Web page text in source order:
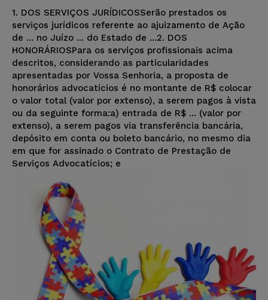
1. DOS SERVIÇOS JURÍDICOSSerão prestados os
serviços jurídicos referente ao ajuizamento de Ação
de ... no Juízo ... do Estado de ...2. DOS
HONORÁRIOSPara os serviços profissionais acima
descritos, considerando as particularidades
apresentadas por Vossa Senhoria, a proposta de
honorários advocatícios é no montante de R$ colocar
o valor total (valor por extenso), a serem pagos à vista
ou da seguinte forma:a) entrada de R$ ... (valor por
extenso), a serem pagos via transferência bancária,
depósito em conta ou boleto bancário, no mesmo dia
em que for assinado o Contrato de Prestação de
Serviços Advocatícios; e